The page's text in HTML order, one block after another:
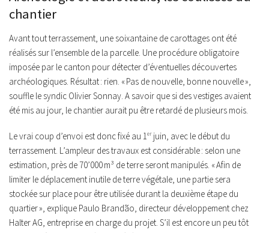
chantier
Avant tout terrassement, une soixantaine de carottages ont été
réalisés sur l’ensemble de la parcelle. Une procédure obligatoire
imposée par le canton pour détecter d’éventuelles découvertes
archéologiques. Résultat : rien. « Pas de nouvelle, bonne nouvelle »,
souffle le syndic Olivier Sonnay. A savoir que si des vestiges avaient
été mis au jour, le chantier aurait pu être retardé de plusieurs mois.
Le vrai coup d’envoi est donc fixé au 1erjuin, avec le début du
terrassement. L’ampleur des travaux est considérable : selon une
estimation, près de 70’000 m³ de terre seront manipulés. « Afin de
limiter le déplacement inutile de terre végétale, une partie sera
stockée sur place pour être utilisée durant la deuxième étape du
quartier », explique Paulo Brandão, directeur développement chez
Halter AG, entreprise en charge du projet. S’il est encore un peu tôt